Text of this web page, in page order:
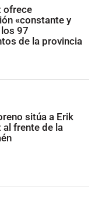
ofrece
«constante y
97
de la provincia
sitúa a Erik
al frente de la